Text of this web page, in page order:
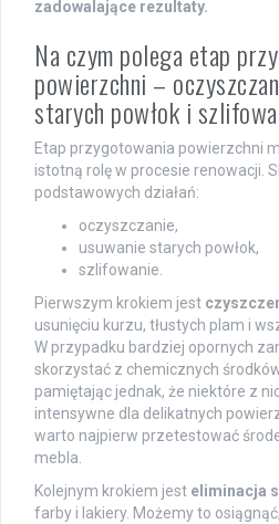
zadowalające rezultaty.
Na czym polega etap
powierzchni –
starych powłok i
Etap przygotowania powierzchni
istotną rolę w procesie renowacji.
podstawowych działań:
oczyszczanie,
usuwanie starych powłok,
szlifowanie.
Pierwszym krokiem jest
usunięciu kurzu, tłustych plam i
W przypadku bardziej opornych
skorzystać z chemicznych
pamiętając jednak, że niektóre z
intensywne dla delikatnych
warto najpierw przetestować
mebla.
Kolejnym krokiem jest eliminacja
farby i lakiery. Możemy to